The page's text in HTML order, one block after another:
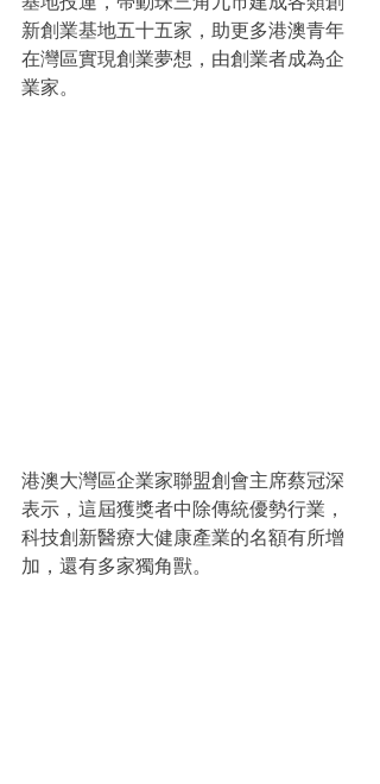
新創業基地五十五家，助更多港澳青年
在灣區實現創業夢想，由創業者成為企
業家。
港澳大灣區企業家聯盟創會主席蔡冠深
表示，這屆獲獎者中除傳統優勢行業，
科技創新醫療大健康產業的名額有所增
加，還有多家獨角獸。